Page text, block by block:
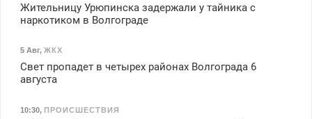
Жительницу Урюпинска задержали у тайника с
наркотиком в Волгограде
5 Авг, ЖКХ
Свет пропадет в четырех районах Волгограда 6
августа
10:30, ПРОИСШЕСТВИЯ